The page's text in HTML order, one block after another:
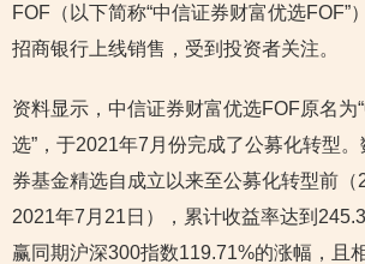
FOF（以下简称“中信证券财富优选FOF”
招商银行上线销售，受到投资者关注。
资料显示，中信证券财富优选FOF原名为
选”，于2021年7月份完成了公募化转型
券基金精选自成立以来至公募化转型前（
2021年7月21日），累计收益率达到
赢同期沪深300指数119.71%的涨幅，且